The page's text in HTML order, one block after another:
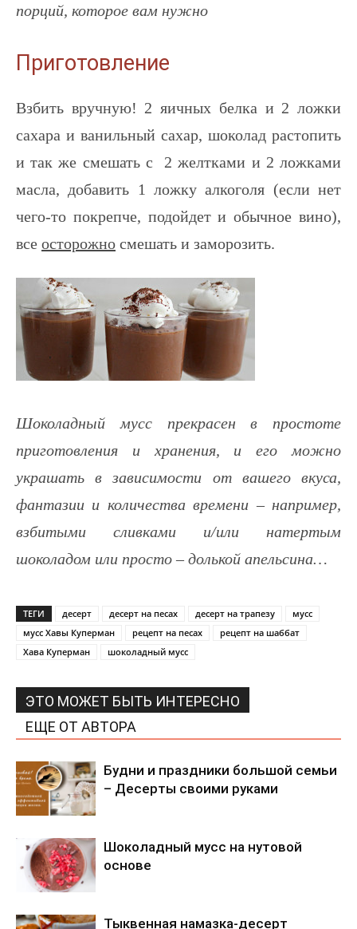
порций, которое вам нужно
Приготовление
Взбить вручную! 2 яичных белка и 2 ложки
сахара и ванильный сахар, шоколад растопить
и так же смешать с 2 желтками и 2 ложками
масла, добавить 1 ложку алкоголя (если нет
чего-то покрепче, подойдет и обычное вино),
все осторожно смешать и заморозить.
Шоколадный мусс прекрасен в простоте
приготовления и хранения, и его можно
украшать в зависимости от вашего вкуса,
фантазии и количества времени – например,
взбитыми сливками и/или натертым
шоколадом или просто – долькой апельсина…
ТЕГИ десерт десерт на песах десерт на трапезу
мусс
мусс Хавы Куперман
рецепт на песах
рецепт на шаббат
Хава Куперман
шоколадный мусс
ЭТО МОЖЕТ БЫТЬ ИНТЕРЕСНО
ЕЩЕ ОТ АВТОРА
Будни и праздники большой семьи
– Десерты своими руками
Шоколадный мусс на нутовой
основе
Тыквенная намазка-десерт